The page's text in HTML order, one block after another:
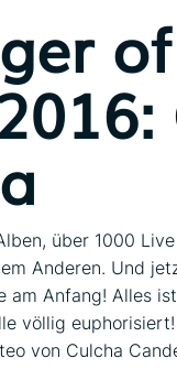
über 1000
Anderen. Und
am Anfang! Alles
völlig
von Culcha